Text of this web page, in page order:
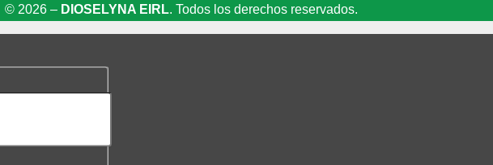
© 2026 – DIOSELYNA EIRL. Todos los derechos reservados.